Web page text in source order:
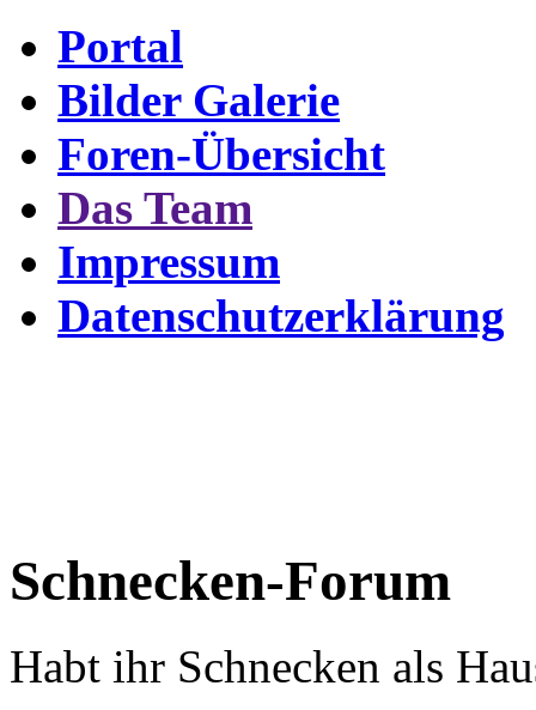
Portal
Bilder Galerie
Foren-Übersicht
Das Team
Impressum
Datenschutzerklärung
Schnecken-Forum
Habt ihr Schnecken als